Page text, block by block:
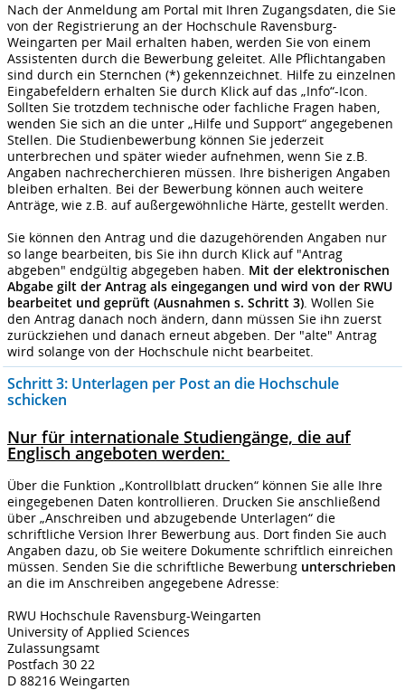
Nach der Anmeldung am Portal mit Ihren Zugangsdaten, die Sie
von der Registrierung an der Hochschule Ravensburg-
Weingarten per Mail erhalten haben, werden Sie von einem
Assistenten durch die Bewerbung geleitet. Alle Pflichtangaben
sind durch ein Sternchen (*) gekennzeichnet. Hilfe zu einzelnen
Eingabefeldern erhalten Sie durch Klick auf das „Info“-Icon.
Sollten Sie trotzdem technische oder fachliche Fragen haben,
wenden Sie sich an die unter „Hilfe und Support“ angegebenen
Stellen. Die Studienbewerbung können Sie jederzeit
unterbrechen und später wieder aufnehmen, wenn Sie z.B.
Angaben nachrecherchieren müssen. Ihre bisherigen Angaben
bleiben erhalten. Bei der Bewerbung können auch weitere
Anträge, wie z.B. auf außergewöhnliche Härte, gestellt werden.
Sie können den Antrag und die dazugehörenden Angaben nur
so lange bearbeiten, bis Sie ihn durch Klick auf "Antrag
abgeben" endgültig abgegeben haben. Mit der elektronischen
Abgabe gilt der Antrag als eingegangen und wird von der RWU
bearbeitet und geprüft (Ausnahmen s. Schritt 3). Wollen Sie
den Antrag danach noch ändern, dann müssen Sie ihn zuerst
zurückziehen und danach erneut abgeben. Der "alte" Antrag
wird solange von der Hochschule nicht bearbeitet.
Schritt 3: Unterlagen per Post an die Hochschule
schicken
Nur für internationale Studiengänge, die auf
Englisch angeboten werden:
Über die Funktion „Kontrollblatt drucken“ können Sie alle Ihre
eingegebenen Daten kontrollieren. Drucken Sie anschließend
über „Anschreiben und abzugebende Unterlagen“ die
schriftliche Version Ihrer Bewerbung aus. Dort finden Sie auch
Angaben dazu, ob Sie weitere Dokumente schriftlich einreichen
müssen. Senden Sie die schriftliche Bewerbung unterschrieben
an die im Anschreiben angegebene Adresse:
RWU Hochschule Ravensburg-Weingarten
University of Applied Sciences
Zulassungsamt
Postfach 30 22
D 88216 Weingarten